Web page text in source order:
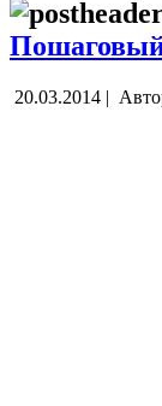
20.03.2014 |